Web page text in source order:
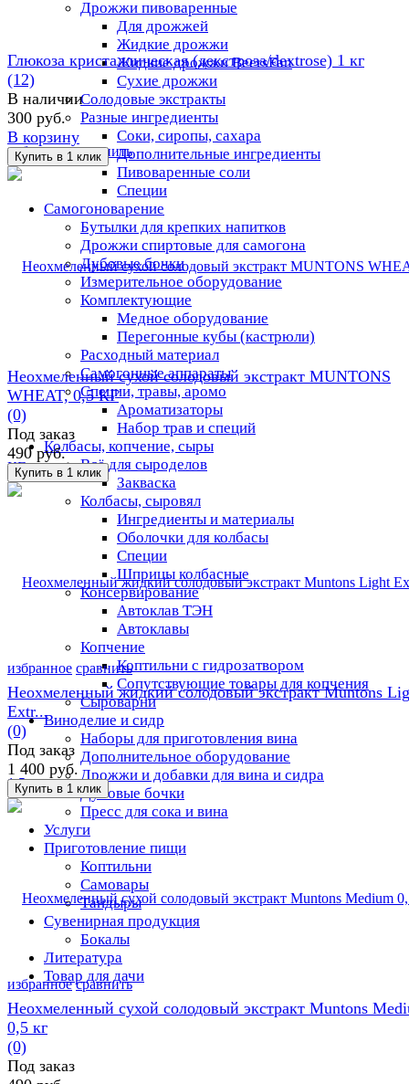
Дрожжи пивоваренные
Для дрожжей
Жидкие дрожжи
Жидкие дрожжи BeersFan
Сухие дрожжи
Солодовые экстракты
Разные ингредиенты
Соки, сиропы, сахара
Дополнительные ингредиенты
Пивоваренные соли
Специи
Самогоноварение
Бутылки для крепких напитков
Дрожжи спиртовые для самогона
Дубовые бочки
Измерительное оборудование
Комплектующие
Медное оборудование
Перегонные кубы (кастрюли)
Расходный материал
Самогонные аппараты
Специи, травы, аромо
Ароматизаторы
Набор трав и специй
Колбасы, копчение, сыры
Всё для сыроделов
Закваска
Колбасы, сыровял
Ингредиенты и материалы
Оболочки для колбасы
Специи
Шприцы колбасные
Консервирование
Автоклав ТЭН
Автоклавы
Копчение
Коптильни с гидрозатвором
Сопутствующие товары для копчения
Сыроварни
Виноделие и сидр
Наборы для приготовления вина
Дополнительное оборудование
Дрожжи и добавки для вина и сидра
Дубовые бочки
Пресс для сока и вина
Услуги
Приготовление пищи
Коптильни
Самовары
Тандыры
Сувенирная продукция
Бокалы
Литература
Товар для дачи
избранное сравнить
Глюкоза кристаллическая (декстроза/dextrose) 1 кг
(12)
В наличии
300 руб.
В корзину
избранное сравнить
Неохмеленный сухой солодовый экстракт MUNTONS
WHEAT, 0,5 КГ
(0)
Под заказ
490 руб.
избранное сравнить
Неохмеленный жидкий солодовый экстракт Muntons
Extr...
(0)
Под заказ
1 400 руб.
Неохмеленный сухой солодовый экстракт Muntons
0,5 кг
(0)
Под заказ